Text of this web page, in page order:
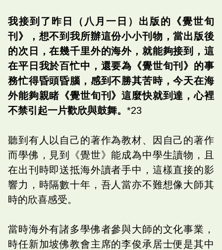
我接到了昨日（八月一日）出版的《覺世旬
刊》，想不到我所辦這份小小刊物，當出版後
的次日，在幾千里外的海外，就能夠接到，這
在平日我於百忙中，還要為《覺世旬刊》的事
務忙得昏頭昏腦，感到不勝其苦時，今天在海
外能夠親睹《覺世旬刊》這麼快就到達，心裡
不禁引起一片歡欣與鼓舞。 *23
聽到有人以自己的著作為教材、因自己的著作
而學佛，見到《覺世》能成為中學生讀物，且
在出刊時即送抵海外讀者手中，這樣直接的影
響力，時隔數十年，吾人當亦不難想像大師其
時的欣喜感受。
當時海外有諸多學佛者參與大師的文化事業，
時任新加坡佛教會主席的李俊承居士便是其中